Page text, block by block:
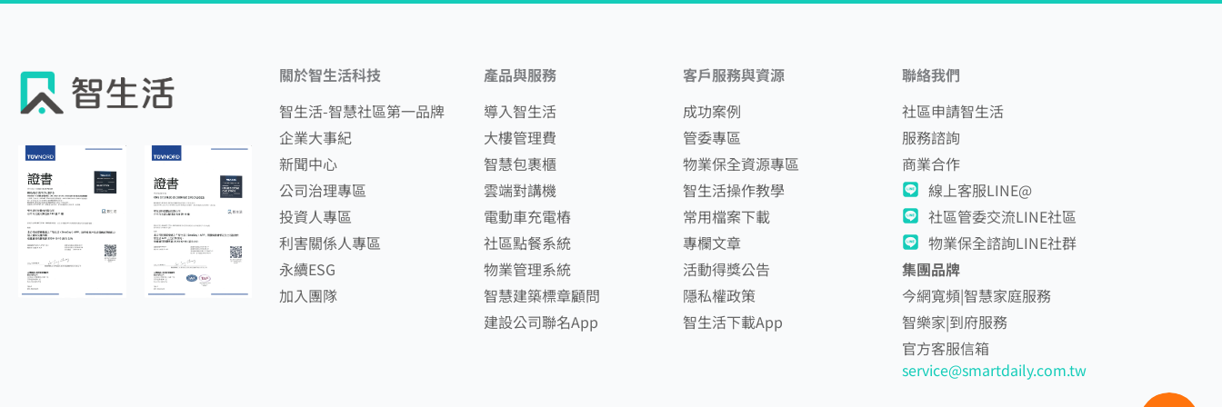
關於智生活科技
智生活-智慧社區第一品牌
企業大事紀
新聞中心
公司治理專區
投資人專區
利害關係人專區
永續ESG
加入團隊
產品與服務
導入智生活
大樓管理費
智慧包裹櫃
雲端對講機
電動車充電樁
社區點餐系統
物業管理系統
智慧建築標章顧問
建設公司聯名App
客戶服務與資源
成功案例
管委專區
物業保全資源專區
智生活操作教學
常用檔案下載
專欄文章
活動得獎公告
隱私權政策
智生活下載App
聯絡我們
社區申請智生活
服務諮詢
商業合作
線上客服LINE@
社區管委交流LINE社區
物業保全諮詢LINE社群
集團品牌
今網寬頻|智慧家庭服務
智樂家|到府服務
官方客服信箱
service@smartdaily.com.tw